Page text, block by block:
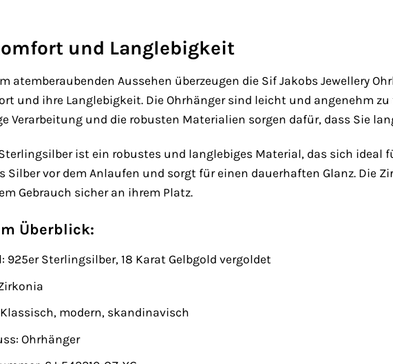
und Langlebigkeit
atemberaubenden Aussehen überzeugen die Sif Jakobs Jewellery
und ihre Langlebigkeit. Die Ohrhänger sind leicht und angenehm
Verarbeitung und die robusten Materialien sorgen dafür, dass Sie
ist ein robustes und langlebiges Material, das sich ideal
Silber vor dem Anlaufen und sorgt für einen dauerhaften Glanz. Die
Gebrauch sicher an ihrem Platz.
Überblick:
925er Sterlingsilber, 18 Karat Gelbgold vergoldet
modern, skandinavisch
Ohrhänger